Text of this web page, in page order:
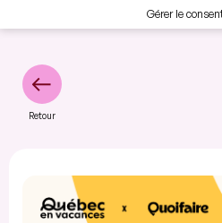
Gérer le
Retour